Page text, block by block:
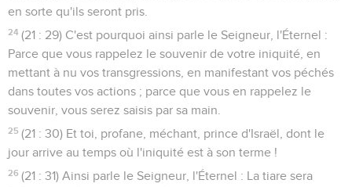
en sorte qu'ils seront pris.
24 (21 : 29) C'est pourquoi ainsi parle le Seigneur, l'Éternel :
Parce que vous rappelez le souvenir de votre iniquité, en
mettant à nu vos transgressions, en manifestant vos péchés
dans toutes vos actions ; parce que vous en rappelez le
souvenir, vous serez saisis par sa main.
25 (21 : 30) Et toi, profane, méchant, prince d'Israël, dont le
jour arrive au temps où l'iniquité est à son terme !
26 (21 : 31) Ainsi parle le Seigneur, l'Éternel : La tiare sera